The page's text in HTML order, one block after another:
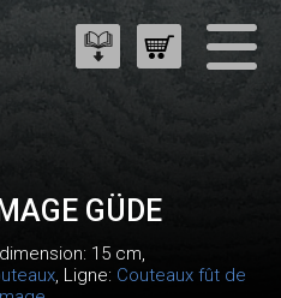
GÜDE
15 cm,
, Ligne: Couteaux fût de